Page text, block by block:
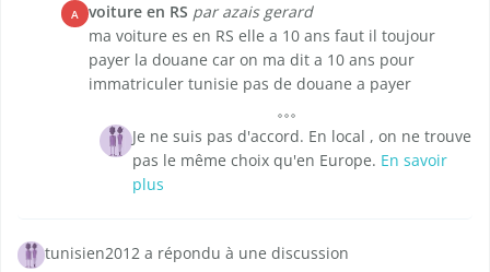
A voiture en RS par azais gerard
ma voiture es en RS elle a 10 ans faut il toujour
payer la douane car on ma dit a 10 ans pour
immatriculer tunisie pas de douane a payer
Je ne suis pas d'accord. En local , on ne trouve
pas le même choix qu'en Europe. En savoir
plus
tunisien2012 a répondu à une discussion